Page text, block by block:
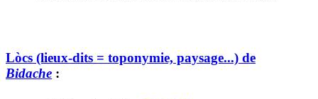
Lòcs (lieux-dits = toponymie, paysage...) de
Bidache :